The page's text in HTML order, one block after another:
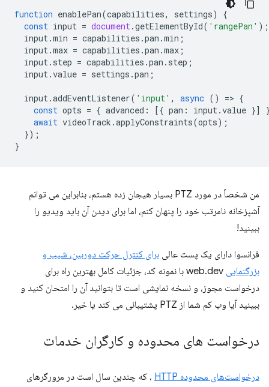
function enablePan(capabilities, settings)
{
const input = document.getElementById( 'rangePan' );
input.min = capabilities .pan .min ;
input.max = capabilities .pan .max ;
input. step = capabilities .pan . step ;
input.value = settings .pan ;
input.addEventListener( 'input' , async () => {
const opts = { advanced : [{ pan : input.value }]
await videoTrack .applyConstraints(opts);
});
}
من شخصاً در مورد PTZ بسیار هیجان زده هستم، بنابراین می توانم
آشپزخانه نامرتب خود را پنهان کنم، اما برای دیدن آن باید ویدیو را
ببینید!
فرانسوا دارای یک پست عالی برای کنترل حرکت دوربین، شیب و
بزرگنمایی
web.dev با نمونه کد، جزئیات کامل بهترین راه برای
درخواست مجوز، و نسخه نمایشی است تا بتوانید آن را امتحان کنید و
ببینید آیا وب کم شما از PTZ پشتیبانی می کند یا خیر.
درخواست های محدوده و کارگران خدمات
درخواست‌های محدوده HTTP
، که چندین سال است در مرورگرهای